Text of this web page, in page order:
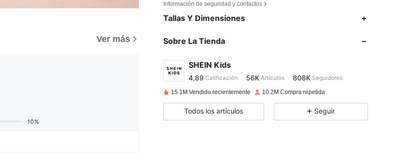
Ver más
10%
Información de seguridad y contactos
Tallas Y Dimensiones
Sobre La Tienda
SHEIN Kids
4,89
4,89
m***7pagadoHace 1 día
4,89 56K 808K
15.1M Vendido recientemente 10.2M Compra repetida
Todos los artículos Seguir